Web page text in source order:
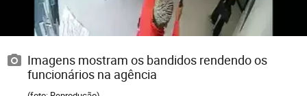
Imagens mostram os bandidos rendendo os
funcionários na agência